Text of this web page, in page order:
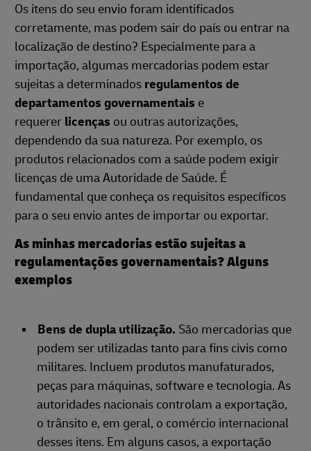
Os itens do seu envio foram identificados
corretamente, mas podem sair do país ou entrar na
localização de destino? Especialmente para a
importação, algumas mercadorias podem estar
sujeitas a determinados regulamentos de
departamentos governamentais e
requerer licenças ou outras autorizações,
dependendo da sua natureza. Por exemplo, os
produtos relacionados com a saúde podem exigir
licenças de uma Autoridade de Saúde. É
fundamental que conheça os requisitos específicos
para o seu envio antes de importar ou exportar.
As minhas mercadorias estão sujeitas a
regulamentações governamentais? Alguns
exemplos
Bens de dupla utilização. São mercadorias que
podem ser utilizadas tanto para fins civis como
militares. Incluem produtos manufaturados,
peças para máquinas, software e tecnologia. As
autoridades nacionais controlam a exportação,
o trânsito e, em geral, o comércio internacional
desses itens. Em alguns casos, a exportação